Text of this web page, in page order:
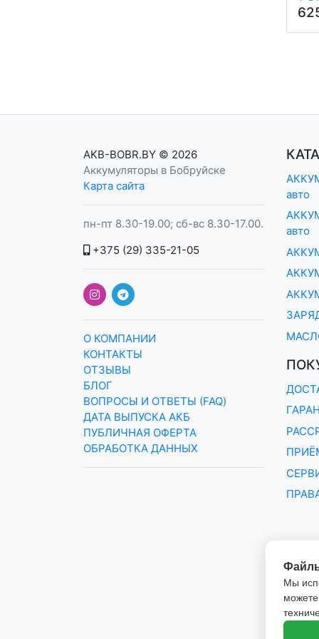
AKB-BOBR.BY © 2026
Аккумуляторы в Бобруйске
Карта сайта
пн-пт 8.30-19.00; сб-вс 8.30-17.00.
+375 (29) 335-21-05
О КОМПАНИИ
КОНТАКТЫ
ОТЗЫВЫ
БЛОГ
ВОПРОСЫ И ОТВЕТЫ (FAQ)
ДАТА ВЫПУСКА АКБ
ПУБЛИЧНАЯ ОФЕРТА
ОБРАБОТКА ДАННЫХ
авто
авто
Мы